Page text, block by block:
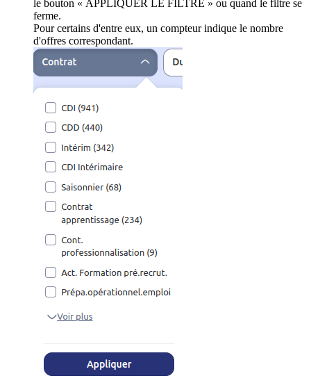
le bouton « APPLIQUER LE FILTRE » ou quand le filtre se
ferme.
Pour certains d'entre eux, un compteur indique le nombre
d'offres correspondant.